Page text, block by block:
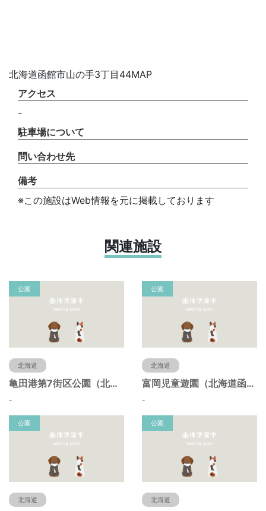
北海道函館市山の手3丁目44MAP
アクセス
-
駐車場について
問い合わせ先
備考
※この施設はWeb情報を元に掲載しております
関連施設
公園
北海道
亀田港第7街区公園（北海道函館市）
-
公園
北海道
富岡児童遊園（北海道函館市）
-
公園
北海道
公園
北海道